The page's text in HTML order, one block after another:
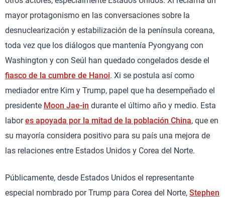
mayor protagonismo en las conversaciones sobre la
desnuclearización y estabilización de la península coreana,
toda vez que los diálogos que mantenía Pyongyang con
Washington y con Seúl han quedado congelados desde el
fiasco de la cumbre de Hanoi. Xi se postula así como
mediador entre Kim y Trump, papel que ha desempeñado el
presidente Moon Jae-in durante el último año y medio. Esta
labores apoyada por la mitad de la población China, que en
su mayoría considera positivo para su país una mejora de
las relaciones entre Estados Unidos y Corea del Norte.
Públicamente, desde Estados Unidos el representante
especial nombrado por Trump para Corea del Norte, Stephen